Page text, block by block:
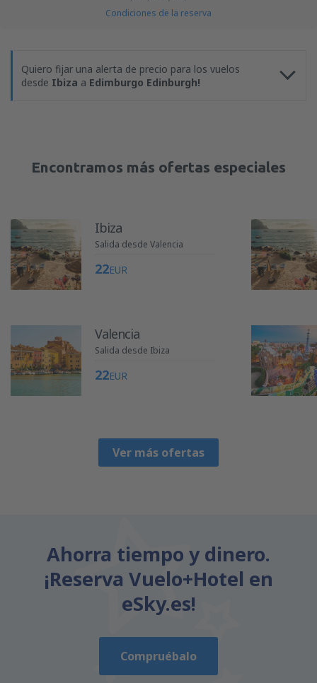
Condiciones de la reserva
Quiero fijar una alerta de precio para los vuelos
desde Ibiza a Edimburgo Edinburgh!
Encontramos más ofertas especiales
Ibiza
Salida desde Valencia
22EUR
Valencia
Salida desde Ibiza
22EUR
Ver más ofertas
Ahorra tiempo y dinero.
¡Reserva Vuelo+Hotel en
eSky.es!
Compruébalo